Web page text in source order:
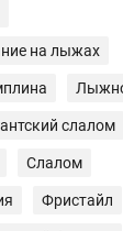
на лыжах
слалом
Слалом
Фристайл